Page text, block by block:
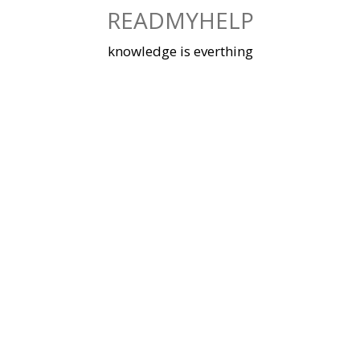
READMYHELP
knowledge is everthing